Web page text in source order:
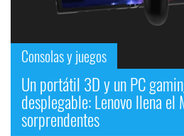
Consolas y juegos
Un portátil 3D y un PC
desplegable: Lenovo llena
sorprendentes